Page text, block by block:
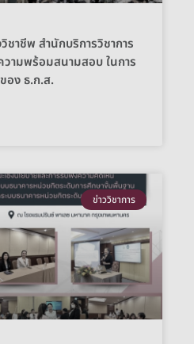
ชาชีพ สำนักบริการวิชาการ
วามพร้อมสนามสอบ ในการ
อง ธ.ก.ส.
ข่าววิชาการ